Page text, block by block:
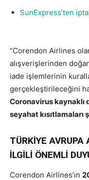
SunExpress’ten
“Corendon Airlines
alışverişlerinden
iade işlemlerinin
gerçekleştirileceğini
Coronavirus kaynaklı
seyahat kısıtlamaları
TÜRKİYE
İLGİLİ ÖNEMLİ
Corendon Airlines’ın